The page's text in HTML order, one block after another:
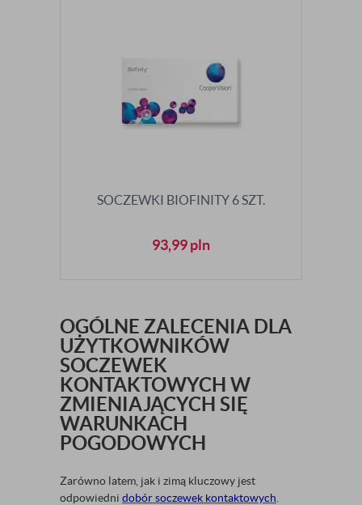
SOCZEWKI BIOFINITY 6 SZT.
93,99pln
OGÓLNE ZALECENIA DLA
UŻYTKOWNIKÓW
SOCZEWEK
KONTAKTOWYCH W
ZMIENIAJĄCYCH SIĘ
WARUNKACH
POGODOWYCH
Zarówno latem, jak i zimą kluczowy jest
odpowiedni dobór soczewek kontaktowych